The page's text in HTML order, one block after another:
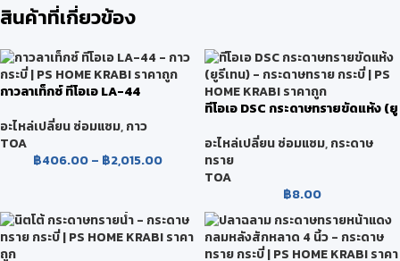
สินค้าที่เกี่ยวข้อง
กาวลาเท็กซ์ ทีโอเอ LA-44
อะไหล่เปลี่ยน ซ่อมแซม,กาว
TOA
฿406.00– ฿2,015.00
ทีโอเอ DSC กระดาษทรายขัดแห้ง (ยู
อะไหล่เปลี่ยน ซ่อมแซม,กระดาษ
ทราย
TOA
฿8.00